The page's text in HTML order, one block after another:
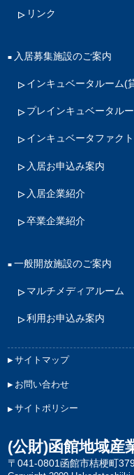
リンク
入居募集施設のご案内
インキュベータルーム(
プレインキュベータル
インキュベータファク
入居お申込み案内
入居企業紹介
卒業企業紹介
一般開放施設のご案内
マルチメディアルーム
利用お申込み案内
サイトマップ
お問い合わせ
サイトポリシー
(公財)函館地域産
〒041-0801函館市桔梗町